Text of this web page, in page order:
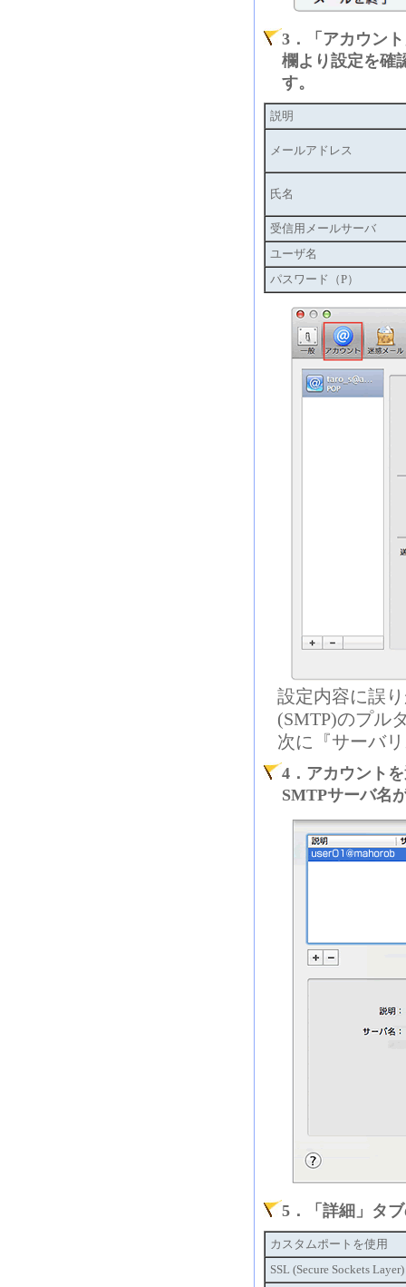
3．「アカウン
欄より設定を確
す。
説明
メールアドレス
氏名
受信用メールサーバ
ユーザ名
パスワード（P）
設定内容に誤
(SMTP)のプル
次に
『サーバ
4．アカウント
SMTPサーバ名
5．「詳細」タ
カスタムポートを使用
SSL (Secure Sockets